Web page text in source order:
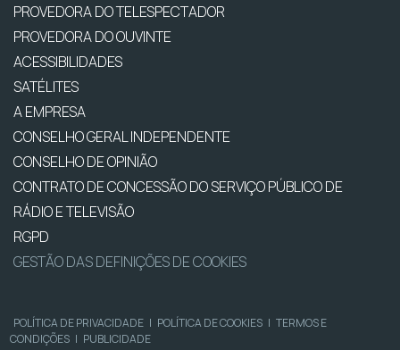
PROVEDORA DO TELESPECTADOR
PROVEDORA DO OUVINTE
ACESSIBILIDADES
SATÉLITES
A EMPRESA
CONSELHO GERAL INDEPENDENTE
CONSELHO DE OPINIÃO
CONTRATO DE CONCESSÃO DO SERVIÇO PÚBLICO DE
RÁDIO E TELEVISÃO
RGPD
GESTÃO DAS DEFINIÇÕES DE COOKIES
POLÍTICA DE PRIVACIDADE | POLÍTICA DE COOKIES | TERMOS E
CONDIÇÕES | PUBLICIDADE